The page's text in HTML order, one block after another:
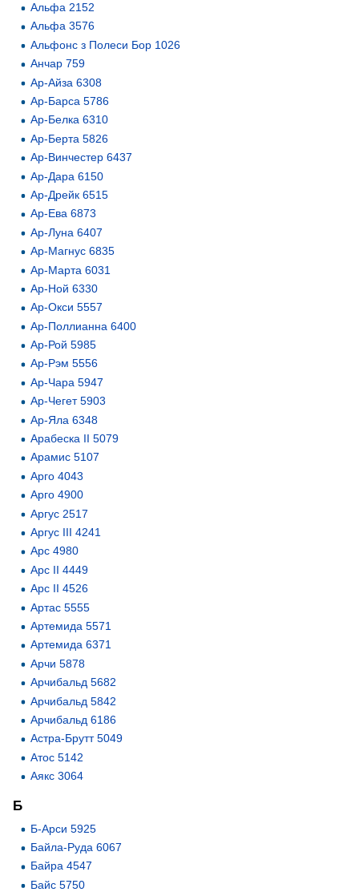
Альфа 2152
Альфа 3576
Альфонс з Полеси Бор 1026
Анчар 759
Ар-Айза 6308
Ар-Барса 5786
Ар-Белка 6310
Ар-Берта 5826
Ар-Винчестер 6437
Ар-Дара 6150
Ар-Дрейк 6515
Ар-Ева 6873
Ар-Луна 6407
Ар-Магнус 6835
Ар-Марта 6031
Ар-Ной 6330
Ар-Окси 5557
Ар-Поллианна 6400
Ар-Рой 5985
Ар-Рэм 5556
Ар-Чара 5947
Ар-Чегет 5903
Ар-Яла 6348
Арабеска II 5079
Арамис 5107
Арго 4043
Арго 4900
Аргус 2517
Аргус III 4241
Арс 4980
Арс II 4449
Арс II 4526
Артас 5555
Артемида 5571
Артемида 6371
Арчи 5878
Арчибальд 5682
Арчибальд 5842
Арчибальд 6186
Астра-Брутт 5049
Атос 5142
Аякс 3064
Б
Б-Арси 5925
Байла-Руда 6067
Байра 4547
Байс 5750